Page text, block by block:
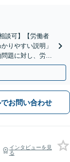
談可】【労働者
りやすい説明」
題に対し、労働
。
でお問い合わせ
インタビューを見
る